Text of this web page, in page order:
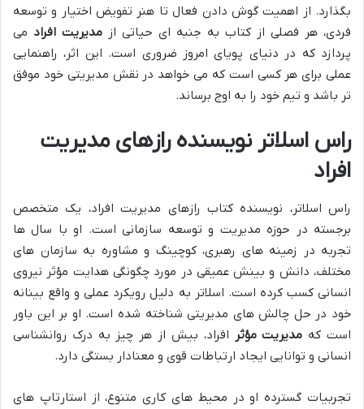
بگذارد. از اهمیت گوش دادن فعال تا هنر تفویض اختیار و توسعه
فردی، هر فصلی از کتاب به جنبه ای حیاتی از مدیریت افراد می
پردازد که در دنیای پویای امروز ضروری است. این اثر، راهنمایی
عملی برای هر کسی است که می خواهد در نقش مدیریتی خود موفق
تر باشد و تیم خود را به اوج برساند.
راس اسلاتر نویسنده رازهای مدیریت
افراد
راس اسلاتر، نویسنده کتاب رازهای مدیریت افراد، یک متخصص
برجسته در حوزه مدیریت و توسعه سازمانی است. او با سال ها
تجربه در زمینه های رهبری، کوچینگ و مشاوره به سازمان های
مختلف، دانش و بینش عمیقی در مورد چگونگی هدایت مؤثر نیروی
انسانی کسب کرده است. اسلاتر به دلیل رویکرد عملی و واقع بینانه
خود در حل چالش های مدیریتی شناخته شده است. او بر این باور
است که مدیریت مؤثر افراد، بیش از هر چیز به درک روانشناسی
انسانی و توانایی ایجاد ارتباطات قوی و معنادار بستگی دارد.
تجربیات گسترده او در محیط های کاری متنوع، از استارتاپ های